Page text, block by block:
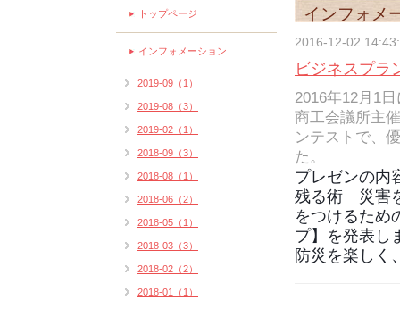
インフォメ
2016-12-02
ビジネスプラ
2016年12月1
商工会議所主
ンテストで、
た。
プレゼンの内
残る術 災害
をつけるため
プ】を発表し
防災を楽しく
トップページ
インフォメーション
2019-09（1）
2019-08（3）
2019-02（1）
2018-09（3）
2018-08（1）
2018-06（2）
2018-05（1）
2018-03（3）
2018-02（2）
2018-01（1）